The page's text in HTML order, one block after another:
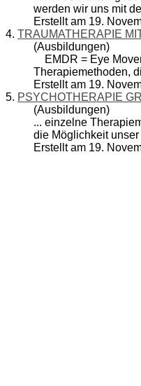
werden wir uns mit
Erstellt am 19.
4. TRAUMATHERAPIE
(Ausbildungen)
EMDR = Eye
Therapiemethoden,
Erstellt am 19.
5. PSYCHOTHERAPIE
(Ausbildungen)
... einzelne
die Möglichkeit
Erstellt am 19.